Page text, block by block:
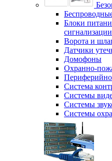
Блоки
сигнализации
Ворота и
Датчики
Домофоны
Охранно-
Система
Системы
Системы
Системы